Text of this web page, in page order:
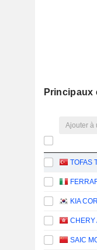
Principaux
Ajouter à
KIA
CHERY